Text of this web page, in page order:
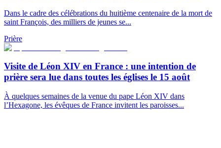
Dans le cadre des célébrations du huitième centenaire de la mort de
saint François, des milliers de jeunes se...
Prière
Visite de Léon XIV en France : une intention de
prière sera lue dans toutes les églises le 15 août
À quelques semaines de la venue du pape Léon XIV dans
l’Hexagone, les évêques de France invitent les paroisses...